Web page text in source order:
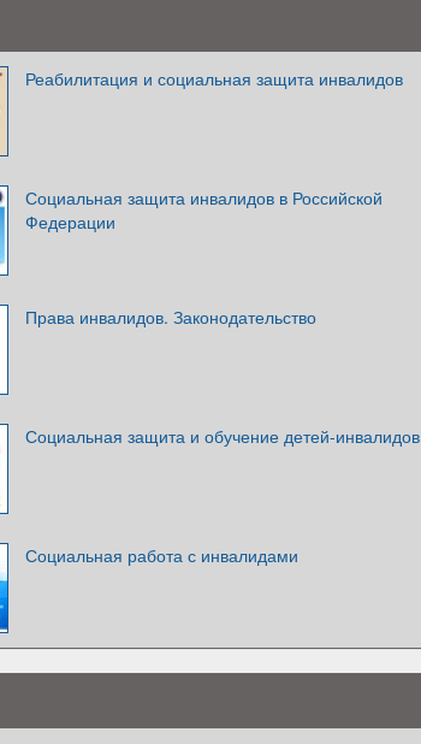
Реабилитация и социальная защита инвалидов
Социальная защита инвалидов в Российской
Федерации
Права инвалидов. Законодательство
Социальная защита и обучение детей-инвалидов
Социальная работа с инвалидами